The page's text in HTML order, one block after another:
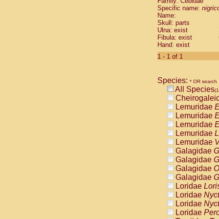
Cebidae
Cebidae
Cebidae
Cebidae
Cebidae
Cebidae
Cebidae
Cebidae
Cebidae
Cebidae
Cebidae
Cebidae
Atelidae
Atelidae
Atelidae
Atelidae
Atelidae
Atelidae
Atelidae
Atelidae
Atelidae
Atelidae
Pitheciidae
Specific name:
Name:
Skull: parts
Ulna: exist
Fibula: exist
Hand: exist
1 - 1 of 1
Species: * OR search
All Species
Lemuridae
Lemuridae
Lemuridae
Lemuridae
Lemuridae
Galagidae
Galagidae
Galagidae
Galagidae
Loridae
Loridae
Loridae
Loridae